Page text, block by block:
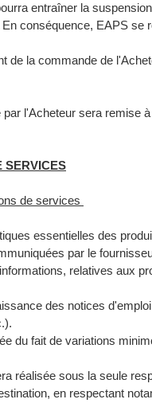
entraîner la
conséquence, EAPS
de la commande de
l'Acheteur sera remise
SERVICES
de services
essentielles des
par le
relatives aux
des notices
du fait de variations
réalisée sous la seule
en respectant